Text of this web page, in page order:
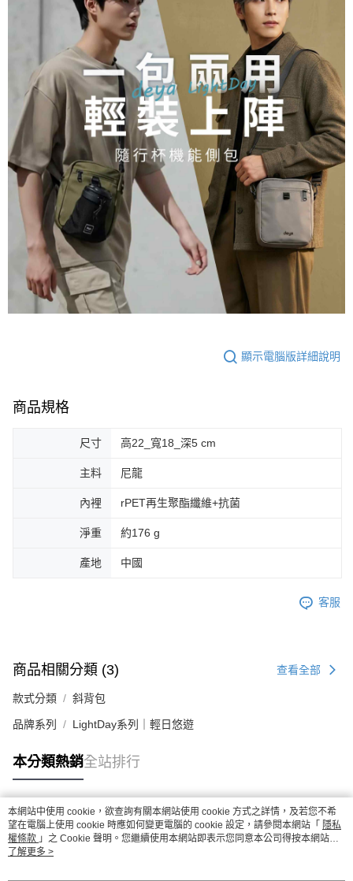
顯示電腦版詳細說明
商品規格
尺寸 高22_寬18_深5 cm
主料 尼龍
內裡 rPET再生聚酯纖維+抗菌
淨重 約176 g
產地 中國
客服
商品相關分類 (3) 查看全部
款式分類 斜背包
品牌系列 LightDay系列｜輕日悠遊
本分類熱銷全站排行
熱門標籤
本網站中使用 cookie，欲查詢有關本網站使用 cookie 方式之詳情，及若您不希
望在電腦上使用 cookie 時應如何變更電腦的 cookie 設定，請參閱本網站「 隱私
權條款 」之 Cookie 聲明。您繼續使用本網站即表示您同意本公司得按本網站使
用條款之 Cookie 聲明使用 cookie。
了解更多 >